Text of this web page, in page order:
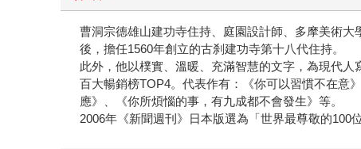
曹洞宗德雄山建功寺住持、庭園設計師、多摩美術
後，擔任1560年創立的古刹建功寺第十八代住持。
此外，他以樸實、溫暖、充滿智慧的文字，為現代
百大暢銷榜TOP4。代表作有：《你可以習慣不在意
應》、《你所煩惱的事，有九成都不會發生》等。
2006年《新聞週刊》日本版選為「世界最尊敬的100